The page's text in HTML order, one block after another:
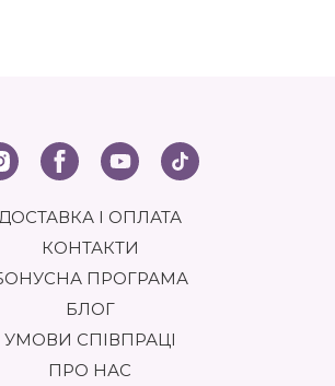
І ОПЛАТА
КОНТАКТИ
ПРОГРАМА
БЛОГ
УМОВИ СПІВПРАЦІ
ПРО НАС